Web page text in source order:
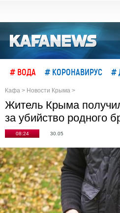
# ВОДА # КОРОНАВИРУС #
Кафа > Новости Крыма >
Житель Крыма
за убийство родного
08:24 30.05